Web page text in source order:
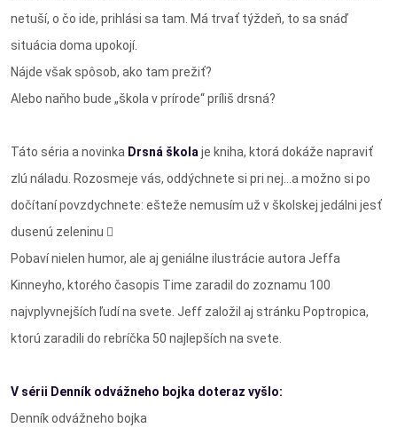
netuší, o čo ide, prihlási sa tam. Má trvať týždeň, to sa snáď
situácia doma upokojí.
Nájde však spôsob, ako tam prežiť?
Alebo naňho bude „škola v prírode“ príliš drsná?
Táto séria a novinka Drsná škola je kniha, ktorá dokáže napraviť
zlú náladu. Rozosmeje vás, oddýchnete si pri nej...a možno si po
dočítaní povzdychnete: ešteže nemusím už v školskej jedálni jesť
dusenú zeleninu 
Pobaví nielen humor, ale aj geniálne ilustrácie autora Jeffa
Kinneyho, ktorého časopis Time zaradil do zoznamu 100
najvplyvnejších ľudí na svete. Jeff založil aj stránku Poptropica,
ktorú zaradili do rebríčka 50 najlepších na svete.
V sérii Denník odvážneho bojka doteraz vyšlo:
Denník odvážneho bojka